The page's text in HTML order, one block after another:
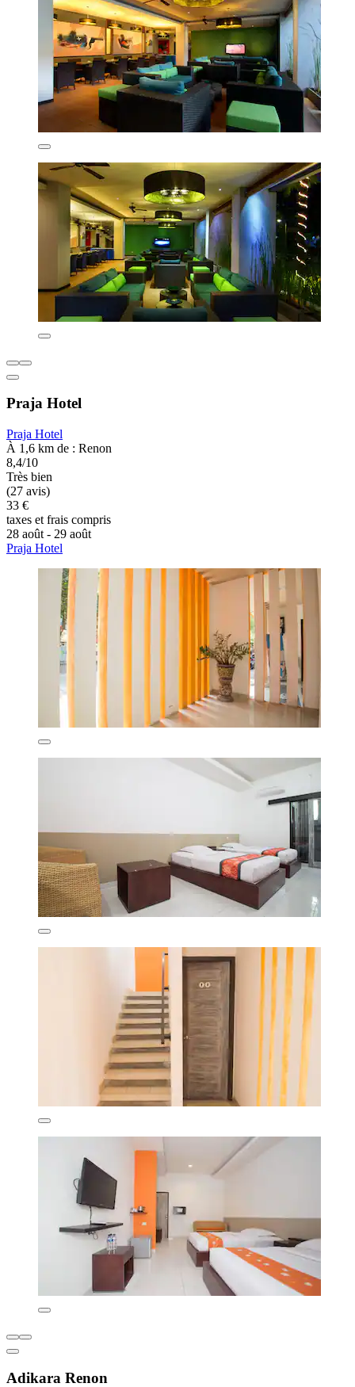
Praja Hotel
Praja Hotel
À 1,6 km de : Renon
8,4/10
Très bien
(27 avis)
33 €
taxes et frais compris
28 août - 29 août
Praja Hotel
Adikara Renon